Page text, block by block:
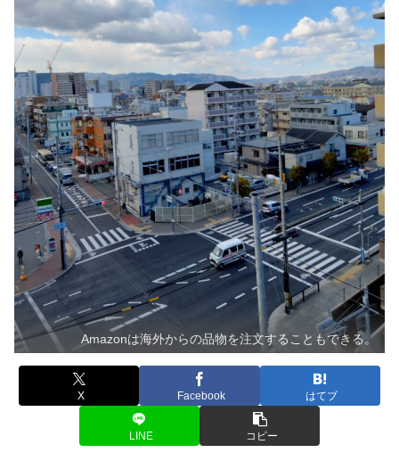
Amazonは海外からの品物を注文することもできる。
X Facebook はてブ
LINE コピー